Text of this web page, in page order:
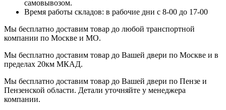
самовывозом.
Время работы складов: в рабочие дни с 8-00 до 17-00
Мы бесплатно доставим товар до любой транспортной
компании по Москве и МО.
Мы бесплатно доставим товар до Вашей двери по Москве и в
пределах 20км МКАД.
Мы бесплатно доставим товар до Вашей двери по Пензе и
Пензенской области. Детали уточняйте у менеджера
компании.